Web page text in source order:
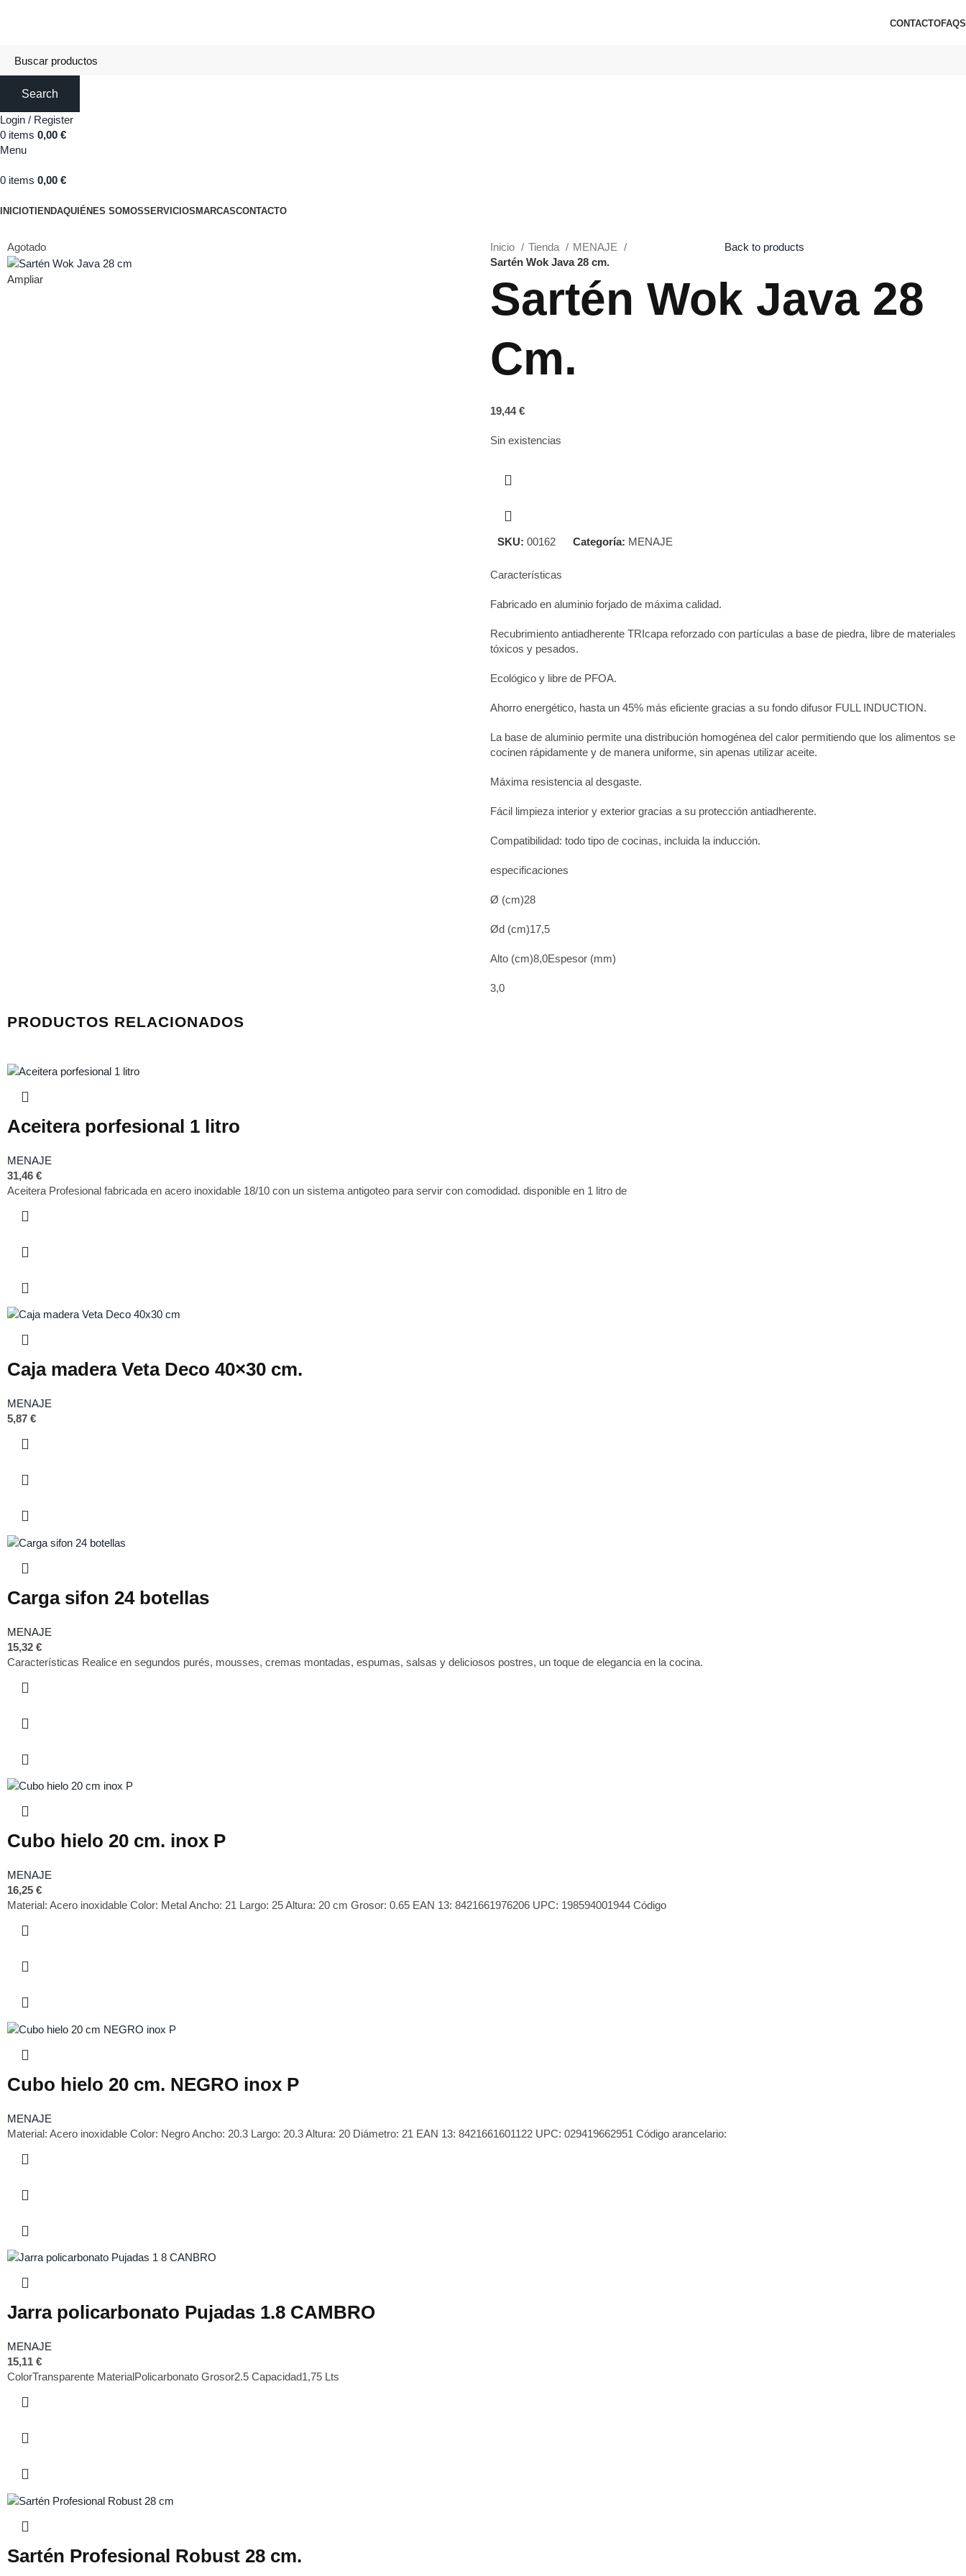
CONTACTOFAQS
Search
Login / Register
0 items 0,00 €
Menu
0 items 0,00 €
INICIOTIENDAQUIÉNES SOMOSSERVICIOS MARCASCONTACTO
Agotado
Ampliar
Inicio Tienda
MENAJE
Sartén Wok Java 28 cm.
Back to products
Sartén Wok Java 28
Cm.
19,44€
Sin existencias
SKU: 00162 Categoría: MENAJE
Características
Fabricado en aluminio forjado de máxima calidad.
Recubrimiento antiadherente TRIcapa reforzado con partículas a base de piedra, libre de materiales
tóxicos y pesados.
Ecológico y libre de PFOA.
Ahorro energético, hasta un 45% más eficiente gracias a su fondo difusor FULL INDUCTION.
La base de aluminio permite una distribución homogénea del calor permitiendo que los alimentos se
cocinen rápidamente y de manera uniforme, sin apenas utilizar aceite.
Máxima resistencia al desgaste.
Fácil limpieza interior y exterior gracias a su protección antiadherente.
Compatibilidad: todo tipo de cocinas, incluida la inducción.
especificaciones
Ø (cm)28
Ød (cm)17,5
Alto (cm)8,0Espesor (mm)
3,0
PRODUCTOS RELACIONADOS
Aceitera porfesional 1 litro
MENAJE
31,46 €
Aceitera Profesional fabricada en acero inoxidable 18/10 con un sistema antigoteo para servir con comodidad. disponible en 1 litro de
Caja madera Veta Deco 40×30 cm.
MENAJE
5,87 €
Carga sifon 24 botellas
MENAJE
15,32 €
Características Realice en segundos purés, mousses, cremas montadas, espumas, salsas y deliciosos postres, un toque de elegancia en la cocina.
Cubo hielo 20 cm. inox P
MENAJE
16,25 €
Material: Acero inoxidable Color: Metal Ancho: 21 Largo: 25 Altura: 20 cm Grosor: 0.65 EAN 13: 8421661976206 UPC: 198594001944 Código
Cubo hielo 20 cm. NEGRO inox P
MENAJE
Material: Acero inoxidable Color: Negro Ancho: 20.3 Largo: 20.3 Altura: 20 Diámetro: 21 EAN 13: 8421661601122 UPC: 029419662951 Código arancelario:
Jarra policarbonato Pujadas 1.8 CAMBRO
MENAJE
15,11 €
ColorTransparente MaterialPolicarbonato Grosor2.5 Capacidad1,75 Lts
Sartén Profesional Robust 28 cm.